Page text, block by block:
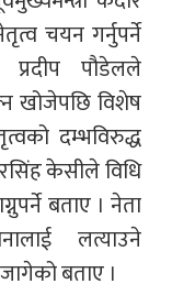
चयन गर्नुपर्ने
पौडेलले
खोजेपछि विशेष
दम्भविरुद्ध
केसीले विधि
बताए । नेता
लत्याउने
बताए ।